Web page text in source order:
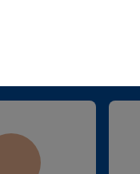
ve Sparkys?